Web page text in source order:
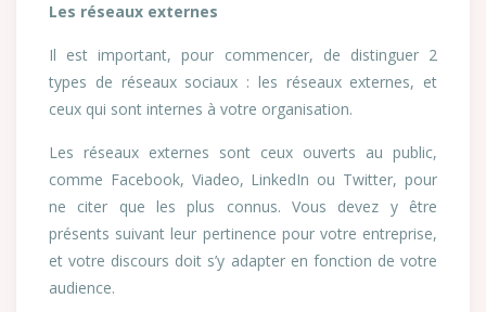
Les réseaux externes
Il est important, pour commencer, de distinguer 2
types de réseaux sociaux : les réseaux externes, et
ceux qui sont internes à votre organisation.
Les réseaux externes sont ceux ouverts au public,
comme Facebook, Viadeo, LinkedIn ou Twitter, pour
ne citer que les plus connus. Vous devez y être
présents suivant leur pertinence pour votre entreprise,
et votre discours doit s’y adapter en fonction de votre
audience.